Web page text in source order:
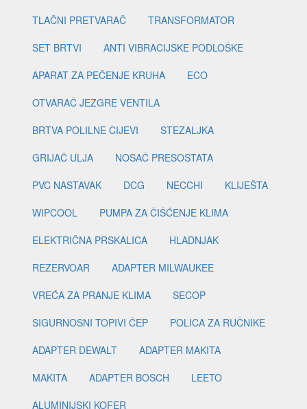
TLAČNI PRETVARAČ
TRANSFORMATOR
SET BRTVI
ANTI VIBRACIJSKE PODLOŠKE
APARAT ZA PEČENJE KRUHA
ECO
OTVARAČ JEZGRE VENTILA
BRTVA POLILNE CIJEVI
STEZALJKA
GRIJAČ ULJA
NOSAČ PRESOSTATA
PVC NASTAVAK
DCG NECCHI
KLIJEŠTA
WIPCOOL
PUMPA ZA ČIŠĆENJE KLIMA
ELEKTRIČNA PRSKALICA
HLADNJAK
REZERVOAR
ADAPTER MILWAUKEE
VREĆA ZA PRANJE KLIMA
SECOP
SIGURNOSNI TOPIVI ČEP
POLICA ZA RUČNIKE
ADAPTER DEWALT
ADAPTER MAKITA
MAKITA
ADAPTER BOSCH
LEETO
ALUMINIJSKI KOFER